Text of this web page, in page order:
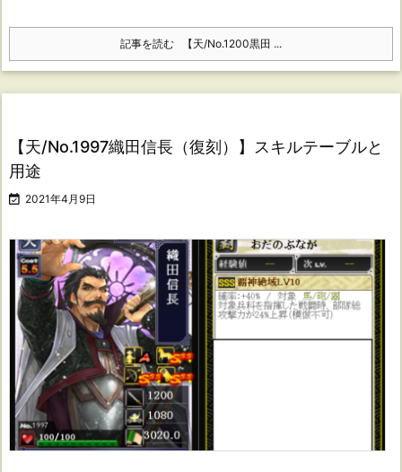
記事を読む 【天/No.1200黒田 ...
【天/No.1997織田信長（復刻）】スキルテーブルと
用途
 2021年4月9日